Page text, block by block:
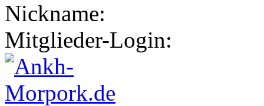
Nickname:
Mitglieder-Login: